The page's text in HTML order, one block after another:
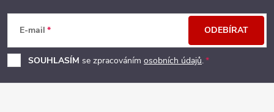
p
a
E-mail
SOUHLASÍM se zpracováním osobních údajů.
ODEBÍRAT